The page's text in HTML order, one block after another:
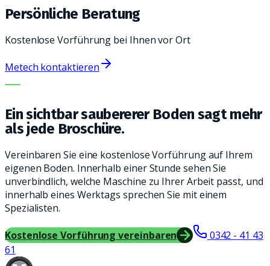
Persönliche Beratung
Kostenlose Vorführung bei Ihnen vor Ort
Metech kontaktieren
DIE RICHTIGE MASCHINE. DER BESTE SERVICE.
Ein sichtbar saubererer Boden sagt mehr
als jede Broschüre.
Vereinbaren Sie eine kostenlose Vorführung auf Ihrem
eigenen Boden. Innerhalb einer Stunde sehen Sie
unverbindlich, welche Maschine zu Ihrer Arbeit passt, und
innerhalb eines Werktags sprechen Sie mit einem
Spezialisten.
Kostenlose Vorführung vereinbaren
0342 - 41 43
61